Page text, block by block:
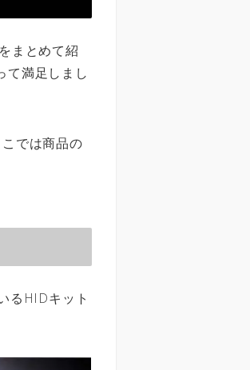
まとめて紹
て満足しまし
では商品の
るHIDキット